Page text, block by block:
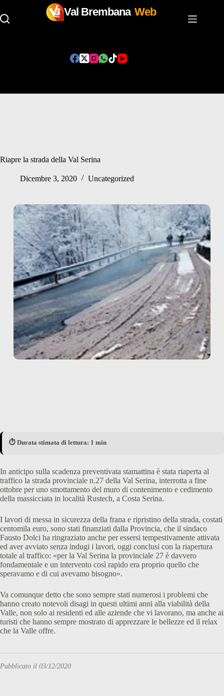
Val Brembana Web
Riapre la strada della Val Serina
Dicembre 3, 2020 Uncategorized
⏱️ Durata stimata di lettura: 1 min
In anticipo sulla scadenza preventivata stamattina è stata riaperta al
traffico la strada provinciale n.27 della Val Serina, interrotta a fine
ottobre per uno smottamento del muro di contenimento e cedimento
della massicciata in località Rustech, a Costa Serina.
I lavori di messa in sicurezza della frana e ripristino della strada, costati
centomila euro, sono stati finanziati dalla Provincia, che il sindaco
Fausto Dolci ha ringraziato anche per essersi tempestivamente attivata
ed aver avviato senza indugi i lavori, oggi conclusi con la riapertura
totale al traffico: «per la Val Serina la provinciale 27 è davvero
fondamentale e un intervento così rapido era proprio quello che
speravamo e di cui avevamo bisogno».
Va comunque detto che sono sempre stati numerosi i problemi che
hanno creato notevoli disagi in questi ultimi anni alla viabilità della
Valle, non solo ai residenti ed alle aziende che vi lavorano, ma anche ai
turisti che hanno sempre mostrato di apprezzare le bellezze ed il relax
che la Valle offre.
Pubblicato il 03/12/2020